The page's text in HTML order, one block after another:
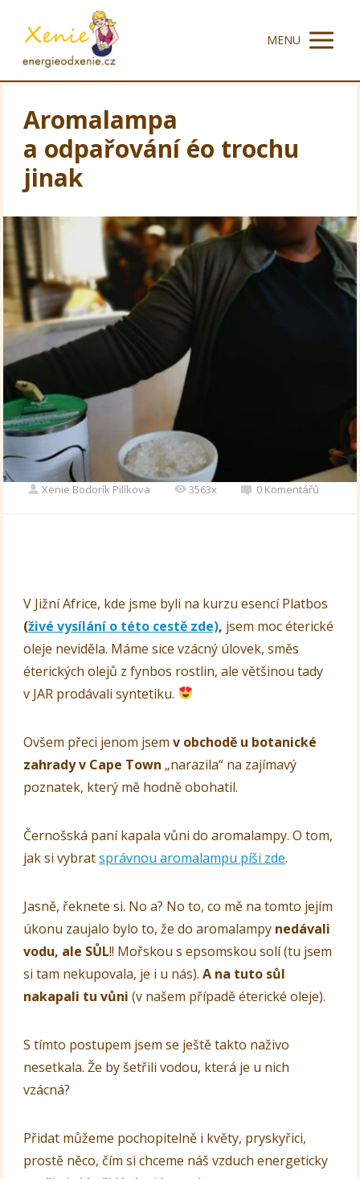
MENU
Aromalampa
a odpařování éo trochu
jinak
Xenie Bodorík Pilíkova 3563x 0 Komentářů
V Jižní Africe, kde jsme byli na kurzu esencí Platbos
(živé vysílání o této cestě zde), jsem moc éterické
oleje neviděla. Máme sice vzácný úlovek, směs
éterických olejů z fynbos rostlin, ale většinou tady
v JAR prodávali syntetiku.
Ovšem přeci jenom jsemv obchodě u botanické
zahrady v Cape Town „narazila“ na zajímavý
poznatek, který mě hodně obohatil.
Černošská paní kapala vůni do aromalampy. O tom,
jak si vybratsprávnou aromalampu píši zde.
Jasně, řeknete si. No a? No to, co mě na tomto jejím
úkonu zaujalo bylo to, že do aromalampy nedávali
vodu, ale SŮL!! Mořskou s epsomskou solí (tu jsem
si tam nekupovala, je i u nás).A na tuto sůl
nakapali tu vůni (v našem případě éterické oleje).
S tímto postupem jsem se ještě takto naživo
nesetkala. Že by šetřili vodou, která je u nich
vzácná?
Přidat můžeme pochopitelně i květy, pryskyřici,
prostě něco, čím si chceme náš vzduch energeticky